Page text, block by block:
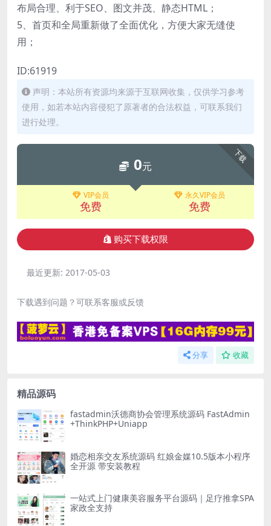
布局合理、利于SEO、图文并茂、静态HTML；
5、首页和全局重新做了全面优化，方便大家无缝使
用；
ID:61919
声明：本站所有资源均来源于互联网收集，仅供学习参考
使用，如若本站内容侵犯了原著者的合法权益，可联系我们
进行处理。
下载
0元
VIP会员
免费
永久VIP会员
免费
购买下载权限
最近更新: 2017-05-03
下载遇到问题？可联系客服或反馈
分享 收藏
精品源码
fastadmin沃德商协会管理系统源码 FastAdmin
+ThinkPHP+Uniapp
婚恋相亲交友系统源码 红娘金媒10.5版本小程序
全开源 带安装教程
一站式上门健康美容服务平台源码｜足疗推拿SPA
家政全支持